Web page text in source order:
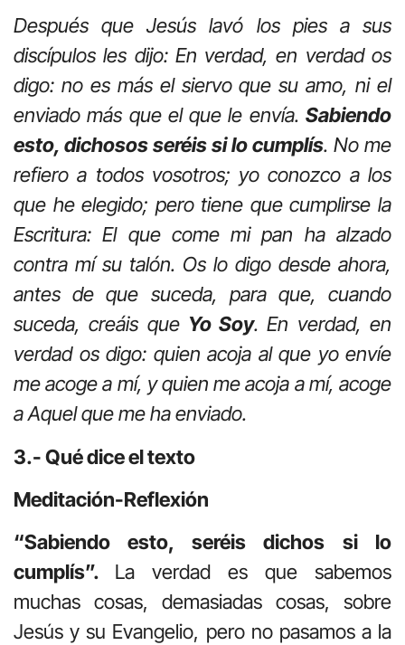
Después que Jesús lavó los pies a sus
discípulos les dijo: En verdad, en verdad os
digo: no es más el siervo que su amo, ni el
enviado más que el que le envía. Sabiendo
esto, dichosos seréis si lo cumplís. No me
refiero a todos vosotros; yo conozco a los
que he elegido; pero tiene que cumplirse la
Escritura: El que come mi pan ha alzado
contra mí su talón. Os lo digo desde ahora,
antes de que suceda, para que, cuando
suceda, creáis que Yo Soy. En verdad, en
verdad os digo: quien acoja al que yo envíe
me acoge a mí, y quien me acoja a mí, acoge
a Aquel que me ha enviado.
3.- Qué dice el texto
Meditación-Reflexión
“Sabiendo esto, seréis dichos si lo
cumplís”. La verdad es que sabemos
muchas cosas, demasiadas cosas, sobre
Jesús y su Evangelio, pero no pasamos a la